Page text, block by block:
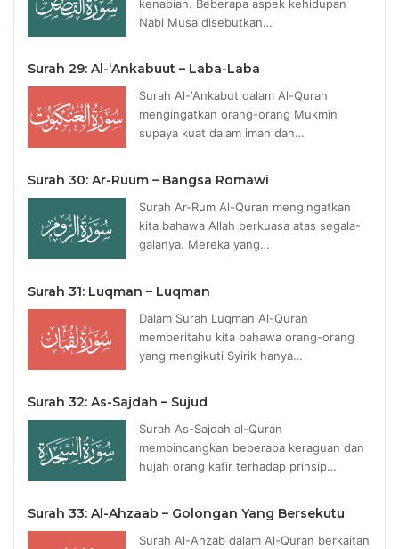
kenabian. Beberapa aspek kehidupan
Nabi Musa disebutkan…
Surah 29: Al-‘Ankabuut – Laba-Laba
Surah Al-'Ankabut dalam Al-Quran
mengingatkan orang-orang Mukmin
supaya kuat dalam iman dan…
Surah 30: Ar-Ruum – Bangsa Romawi
Surah Ar-Rum Al-Quran mengingatkan
kita bahawa Allah berkuasa atas segala-
galanya. Mereka yang…
Surah 31: Luqman – Luqman
Dalam Surah Luqman Al-Quran
memberitahu kita bahawa orang-orang
yang mengikuti Syirik hanya…
Surah 32: As-Sajdah – Sujud
Surah As-Sajdah al-Quran
membincangkan beberapa keraguan dan
hujah orang kafir terhadap prinsip…
Surah 33: Al-Ahzaab – Golongan Yang Bersekutu
Surah Al-Ahzab dalam Al-Quran berkaitan